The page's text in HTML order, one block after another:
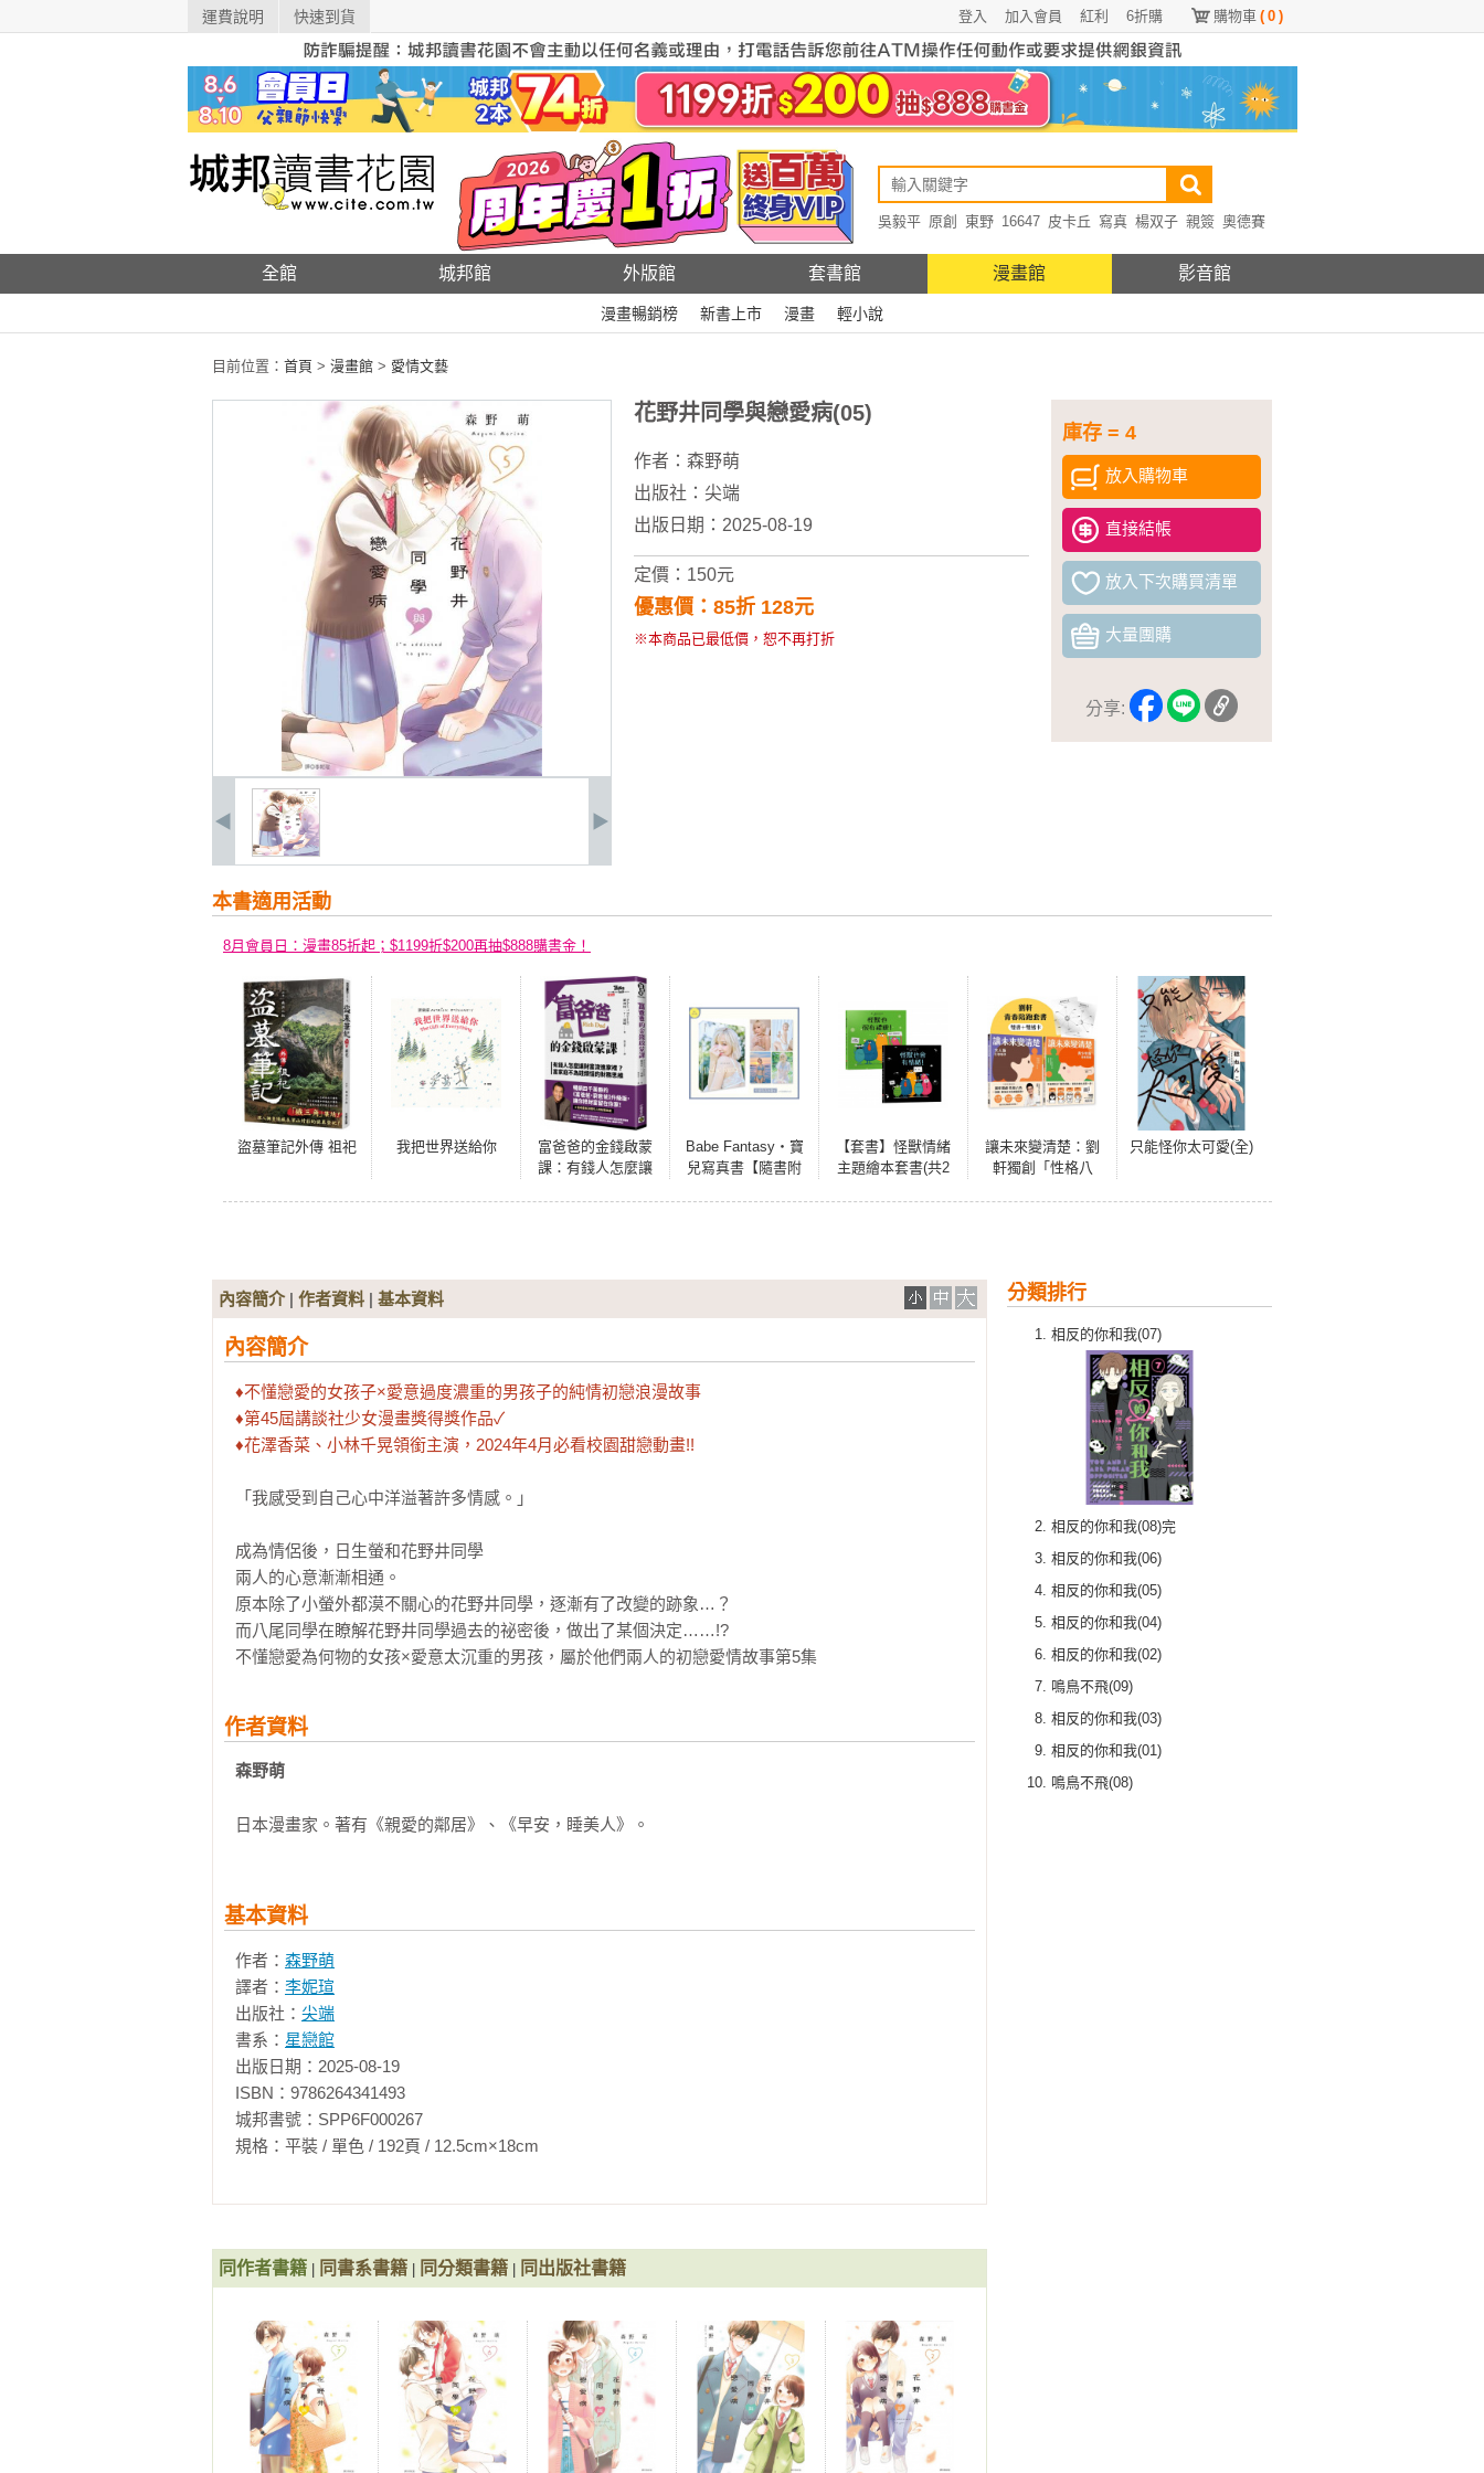
運費說明 快速到貨 購物車 ( 0 )
6折購
紅利
加入會員
登入
吳毅平 原創 東野 16647 皮卡丘 寫真 楊双子 親簽 奧德賽
全館 城邦館 外版館 套書館 漫畫館 影音館
漫畫暢銷榜 新書上市 漫畫 輕小說
目前位置： 首頁 > 漫畫館 > 愛情文藝
庫存 = 4
放入購物車
直接結帳
放入下次購買清單
大量團購
分享:
花野井同學與戀愛病(05)
作者： 森野萌
出版社： 尖端
出版日期：2025-08-19
定價：150元
優惠價：85折 128元
※本商品已最低價，恕不再打折
本書適用活動
8月會員日：漫畫85折起；$1199折$200再抽$888購書金！
盜墓筆記外傳 祖祀 我把世界送給你
富爸爸的金錢啟蒙
課：有錢人怎麼讓
Babe Fantasy‧寶
兒寫真書【隨書附
【套書】怪獸情緒
主題繪本套書(共2
讓未來變清楚：劉
軒獨創「性格八
只能怪你太可愛(全)
分類排行
相反的你和我(07)
相反的你和我(08)完
相反的你和我(06)
相反的你和我(05)
相反的你和我(04)
相反的你和我(02)
鳴鳥不飛(09)
相反的你和我(03)
相反的你和我(01)
鳴鳥不飛(08)
內容簡介| 作者資料 | 基本資料
內容簡介
♦不懂戀愛的女孩子×愛意過度濃重的男孩子的純情初戀浪漫故事
♦第45屆講談社少女漫畫獎得獎作品✓
♦花澤香菜、小林千晃領銜主演，2024年4月必看校園甜戀動畫!!
「我感受到自己心中洋溢著許多情感。」
成為情侶後，日生螢和花野井同學
兩人的心意漸漸相通。
原本除了小螢外都漠不關心的花野井同學，逐漸有了改變的跡象…？
而八尾同學在瞭解花野井同學過去的祕密後，做出了某個決定……!?
不懂戀愛為何物的女孩×愛意太沉重的男孩，屬於他們兩人的初戀愛情故事第5集
作者資料
森野萌
日本漫畫家。著有《親愛的鄰居》、《早安，睡美人》。
基本資料
作者： 森野萌
譯者： 李妮瑄
出版社： 尖端
書系： 星戀館
出版日期：2025-08-19
ISBN：9786264341493
城邦書號：SPP6F000267
規格：平裝 / 單色 / 192頁 / 12.5cm×18cm
同作者書籍 同書系書籍 同分類書籍 同出版社書籍